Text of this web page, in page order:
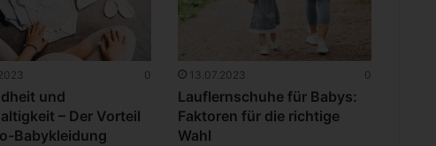
0
und
– Der Vorteil
Babykleidung
13.07.2023 0
Lauflernschuhe für Babys:
Faktoren für die richtige
Wahl